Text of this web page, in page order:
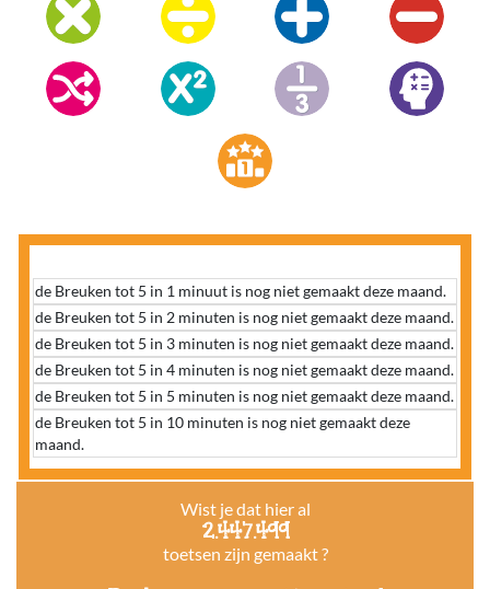
Wist je dat hier al
2.447.499
toetsen zijn gemaakt ?
de Breuken tot 5 in 1 minuut is nog niet gemaakt deze maand.
de Breuken tot 5 in 2 minuten is nog niet gemaakt deze maand.
de Breuken tot 5 in 3 minuten is nog niet gemaakt deze maand.
de Breuken tot 5 in 4 minuten is nog niet gemaakt deze maand.
de Breuken tot 5 in 5 minuten is nog niet gemaakt deze maand.
de Breuken tot 5 in 10 minuten is nog niet gemaakt deze
maand.